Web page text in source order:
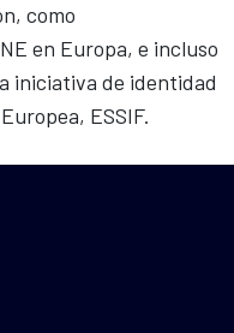
como
en Europa, e incluso
iniciativa de identidad
ESSIF.